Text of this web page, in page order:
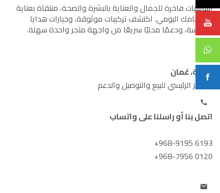
أساسيات فاخرة للجمال والعناية بالبشرة والصحة، منتقاة بعناية
لاهتمامك اليومي. اكتشف تركيبات موثوقة، وخيارات هدايا
مدروسة، ودعمًا محليًا سريعًا من واجهة متجر واحدة سهلة.
صلالة، عُمان
المركز الرئيسي للبيع والتوصيل والدعم
اتصل بنا أو راسلنا على واتساب
+968-9195 6193
+968-7956 0120